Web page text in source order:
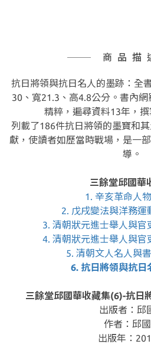
商品描
抗日將領與抗日名人的墨跡：全
30、寬21.3、高4.8公分。書內
精粹，遍尋資料13年，撰
列載了186件抗日將領的墨寶和
獻，使讀者如歷當時戰場，是一
導。
三餘堂邱國華
1. 辛亥革命人
2. 戊戌變法與洋務運
3. 清朝狀元進士舉人與官
4. 清朝狀元進士舉人與官
5. 清朝文人名人與
6. 抗日將領與抗日
三餘堂邱國華收藏集(6)-抗日
出版者：邱
作者：邱
出版年：